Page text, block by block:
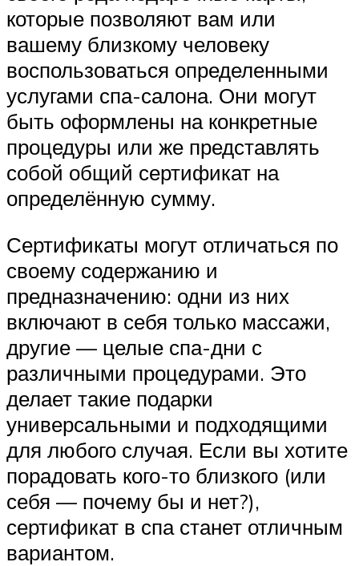
которые позволяют вам или
вашему близкому человеку
воспользоваться определенными
услугами спа-салона. Они могут
быть оформлены на конкретные
процедуры или же представлять
собой общий сертификат на
определённую сумму.
Сертификаты могут отличаться по
своему содержанию и
предназначению: одни из них
включают в себя только массажи,
другие — целые спа-дни с
различными процедурами. Это
делает такие подарки
универсальными и подходящими
для любого случая. Если вы хотите
порадовать кого-то близкого (или
себя — почему бы и нет?),
сертификат в спа станет отличным
вариантом.